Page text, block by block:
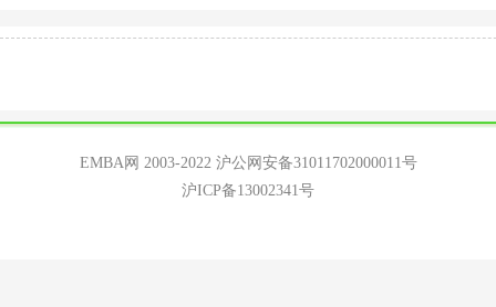
EMBA网 2003-2022 沪公网安备31011702000011号
沪ICP备13002341号